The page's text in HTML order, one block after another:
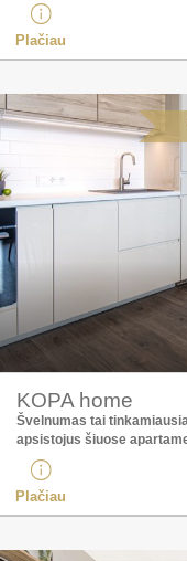
Plačiau
KOPA home
Švelnumas tai
apsistojus šiuose
Plačiau